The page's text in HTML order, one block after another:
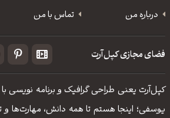
درباره من
تماس با من
فضای مجازی کپل‌آرت
کپل‌آرت یعنی طراحی گرافیک و برنامه نویسی
یوسفی؛ اینجا هستم تا همه دانش، مهارت‌‌ها و